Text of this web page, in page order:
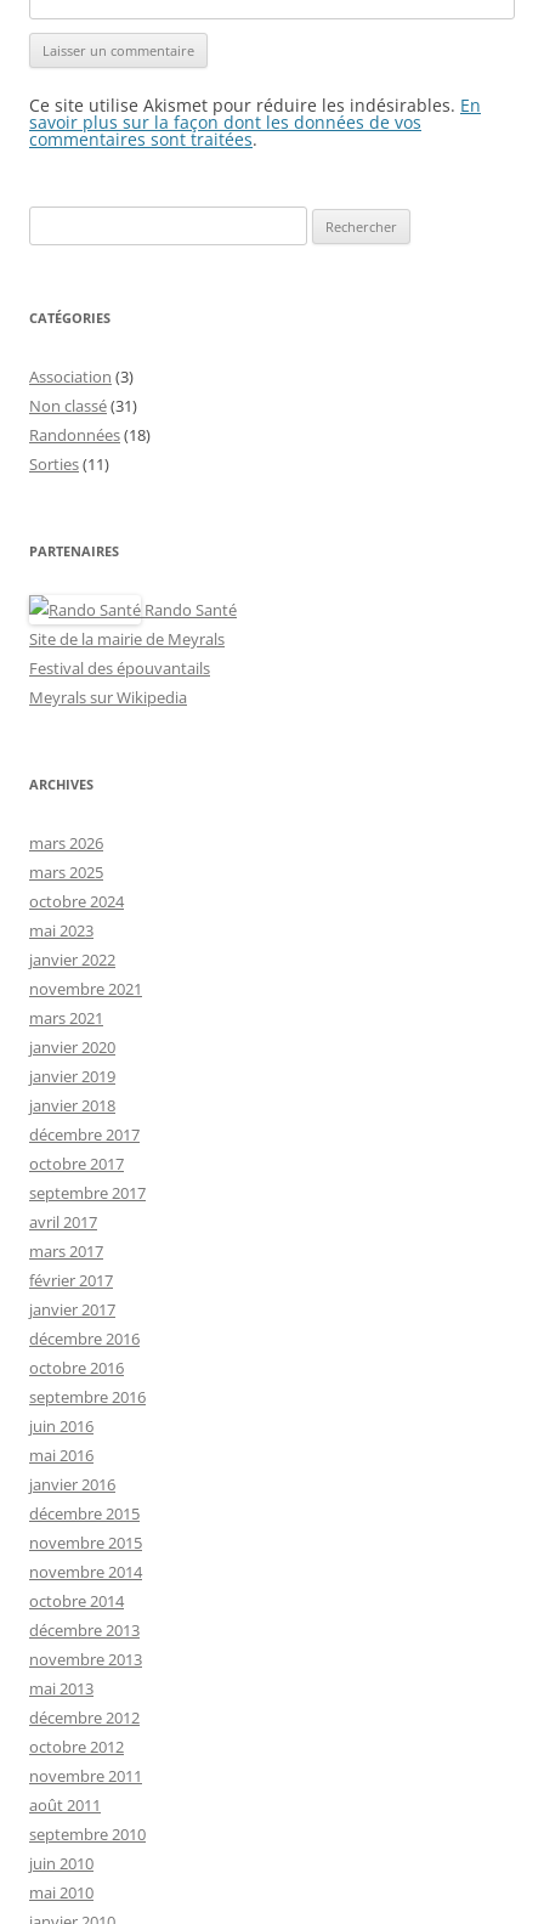
Ce site utilise Akismet pour réduire les indésirables. En
savoir plus sur la façon dont les données de vos
commentaires sont traitées.
CATÉGORIES
Association (3)
Non classé(31)
Randonnées(18)
Sorties(11)
PARTENAIRES
Rando Santé
Site de la mairie de Meyrals
Festival des épouvantails
Meyrals sur Wikipedia
ARCHIVES
mars 2026
mars 2025
octobre 2024
mai 2023
janvier 2022
novembre 2021
mars 2021
janvier 2020
janvier 2019
janvier 2018
décembre 2017
octobre 2017
septembre 2017
avril 2017
mars 2017
février 2017
janvier 2017
décembre 2016
octobre 2016
septembre 2016
juin 2016
mai 2016
janvier 2016
décembre 2015
novembre 2015
novembre 2014
octobre 2014
décembre 2013
novembre 2013
mai 2013
décembre 2012
octobre 2012
novembre 2011
août 2011
septembre 2010
juin 2010
mai 2010